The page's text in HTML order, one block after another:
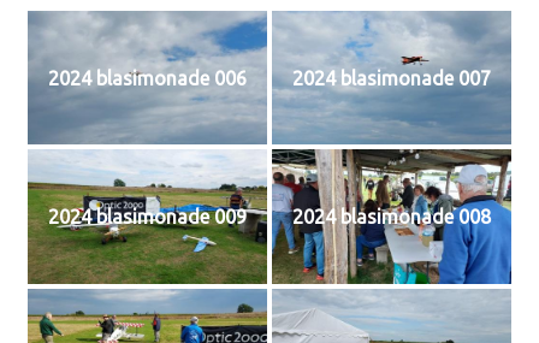
2024 blasimonade 006 2024 blasimonade 007
2024 blasimonade 009 2024 blasimonade 008